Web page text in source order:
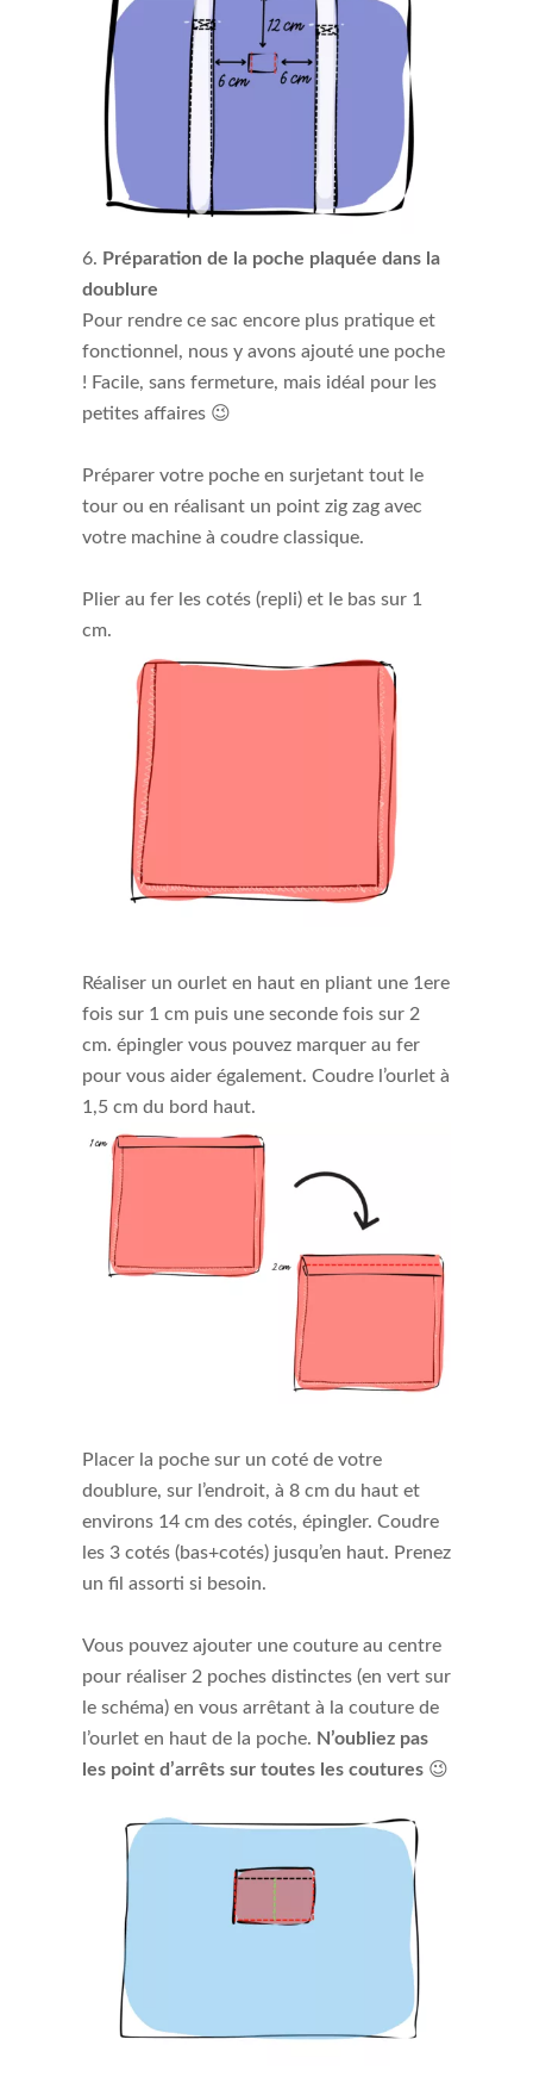
Préparation de la poche plaquée dans la
doublure
Pour rendre ce sac encore plus pratique et
fonctionnel, nous y avons ajouté une poche
! Facile, sans fermeture, mais idéal pour les
petites affaires 😉
Préparer votre poche en surjetant tout le
tour ou en réalisant un point zig zag avec
votre machine à coudre classique.
Plier au fer les cotés (repli) et le bas sur 1
cm.
Réaliser un ourlet en haut en pliant une 1ere
fois sur 1 cm puis une seconde fois sur 2
cm. épingler vous pouvez marquer au fer
pour vous aider également. Coudre l’ourlet à
1,5 cm du bord haut.
Placer la poche sur un coté de votre
doublure, sur l’endroit, à 8 cm du haut et
environs 14 cm des cotés, épingler. Coudre
les 3 cotés (bas+cotés) jusqu’en haut. Prenez
un fil assorti si besoin.
Vous pouvez ajouter une couture au centre
pour réaliser 2 poches distinctes (en vert sur
le schéma) en vous arrêtant à la couture de
l’ourlet en haut de la poche. N’oubliez pas
les point d’arrêts sur toutes les coutures😉